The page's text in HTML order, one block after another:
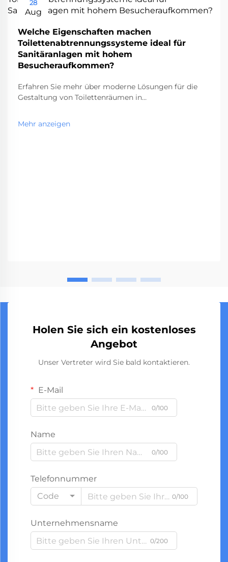
28
Aug
Welche Eigenschaften machen
Toilettenabtrennungssysteme ideal für
Sanitäranlagen mit hohem
Besucheraufkommen?
Erfahren Sie mehr über moderne Lösungen für die
Gestaltung von Toilettenräumen in
Gewerbetoiletten hat sich im Laufe der Jahre stark
weiterentwickelt. Toilettenkabinensysteme sind
Mehr anzeigen
Holen Sie sich ein kostenloses
Angebot
Unser Vertreter wird Sie bald kontaktieren.
E-Mail
0/100
Name
0/100
Telefonnummer
Code
0/100
Unternehmensname
0/200